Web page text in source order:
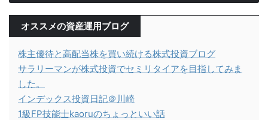
オススメの資産運用ブログ
株主優待と高配当株を買い続ける株式投資ブログ
サラリーマンが株式投資でセミリタイアを目指してみま
した。
インデックス投資日記＠川崎
1級FP技能士kaoruのちょっといい話